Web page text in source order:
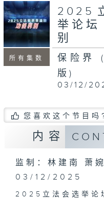
minutes,
35
seconds
所有集数
2025
举论
别
保险界
版)
03/12/
您喜欢这个节目吗
内容
监制：林建南 萧
03/12/2025
2025立法会选举论